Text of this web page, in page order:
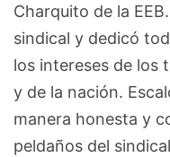
Charquito de la
sindical y dedicó
los intereses de los
y de la nación.
manera honesta y
peldaños del